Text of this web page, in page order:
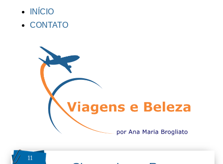
INÍCIO
CONTATO
11